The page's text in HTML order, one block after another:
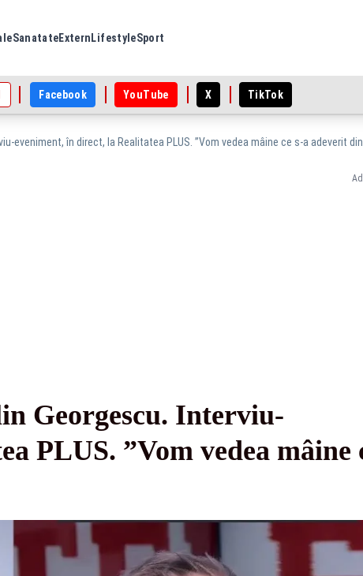
SanatateExtern LifestyleSport
Facebook YouTube X TikTok
Georgescu. Interviu-
PLUS. ”Vom vedea mâine